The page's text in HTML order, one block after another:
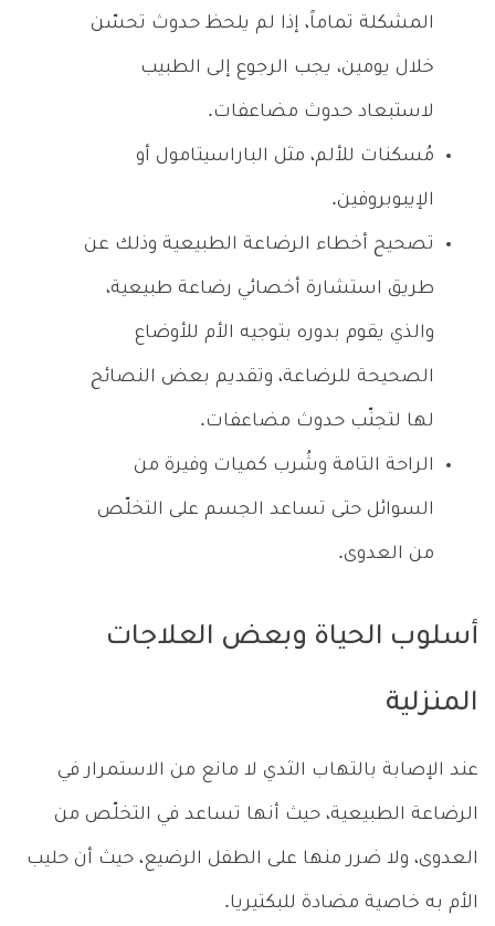
المشكلة تماماً، إذا لم يلحظ حدوث تحسّن
خلال يومين، يجب الرجوع إلى الطبيب
لاستبعاد حدوث مضاعفات.
مُسكنات للألم، مثل الباراسيتامول أو
الإيبوبروفين.
تصحيح أخطاء الرضاعة الطبيعية وذلك عن
طريق استشارة أخصائي رضاعة طبيعية،
والذي يقوم بدوره بتوجيه الأم للأوضاع
الصحيحة للرضاعة، وتقديم بعض النصائح
لها لتجنّب حدوث مضاعفات.
الراحة التامة وشُرب كميات وفيرة من
السوائل حتى تساعد الجسم على التخلّص
من العدوى.
أسلوب الحياة وبعض العلاجات
المنزلية
عند الإصابة بالتهاب الثدي لا مانع من الاستمرار في
الرضاعة الطبيعية، حيث أنها تساعد في التخلّص من
العدوى، ولا ضرر منها على الطفل الرضيع، حيث أن حليب
الأم به خاصية مضادة للبكتيريا.